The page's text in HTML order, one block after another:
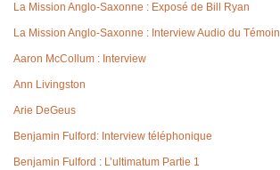
La Mission Anglo-Saxonne : Exposé de Bill Ryan
La Mission Anglo-Saxonne : Interview Audio du Témoin
Aaron McCollum : Interview
Ann Livingston
Arie DeGeus
Benjamin Fulford: Interview téléphonique
Benjamin Fulford : L’ultimatum Partie 1